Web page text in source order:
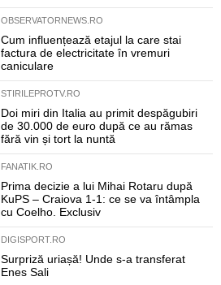
OBSERVATORNEWS.RO
Cum influențează etajul la care stai
factura de electricitate în vremuri
caniculare
STIRILEPROTV.RO
Doi miri din Italia au primit despăgubiri
de 30.000 de euro după ce au rămas
fără vin și tort la nuntă
FANATIK.RO
Prima decizie a lui Mihai Rotaru după
KuPS – Craiova 1-1: ce se va întâmpla
cu Coelho. Exclusiv
DIGISPORT.RO
Surpriză uriașă! Unde s-a transferat
Enes Sali